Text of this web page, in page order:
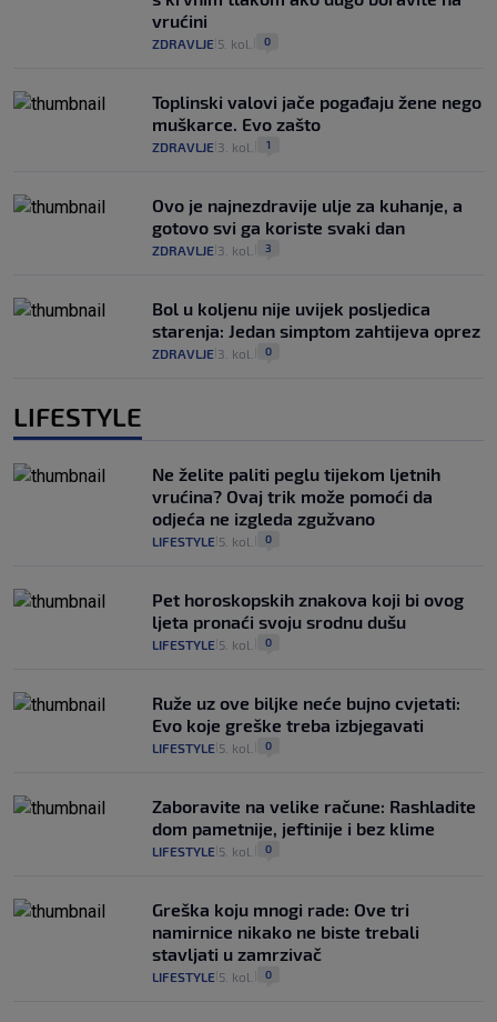
vrućini
ZDRAVLJE 5. kol. 0
Toplinski valovi jače pogađaju žene nego
muškarce. Evo zašto
ZDRAVLJE 3. kol. 1
Ovo je najnezdravije ulje za kuhanje, a
gotovo svi ga koriste svaki dan
ZDRAVLJE 3. kol. 3
Bol u koljenu nije uvijek posljedica
starenja: Jedan simptom zahtijeva oprez
ZDRAVLJE 3. kol. 0
LIFESTYLE
Ne želite paliti peglu tijekom ljetnih
vrućina? Ovaj trik može pomoći da
odjeća ne izgleda zgužvano
LIFESTYLE 5. kol. 0
Pet horoskopskih znakova koji bi ovog
ljeta pronaći svoju srodnu dušu
LIFESTYLE 5. kol. 0
Ruže uz ove biljke neće bujno cvjetati:
Evo koje greške treba izbjegavati
LIFESTYLE 5. kol. 0
Zaboravite na velike račune: Rashladite
dom pametnije, jeftinije i bez klime
LIFESTYLE 5. kol. 0
Greška koju mnogi rade: Ove tri
namirnice nikako ne biste trebali
stavljati u zamrzivač
LIFESTYLE 5. kol. 0